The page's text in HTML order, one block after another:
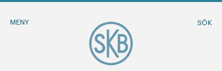
SÖK
MENY